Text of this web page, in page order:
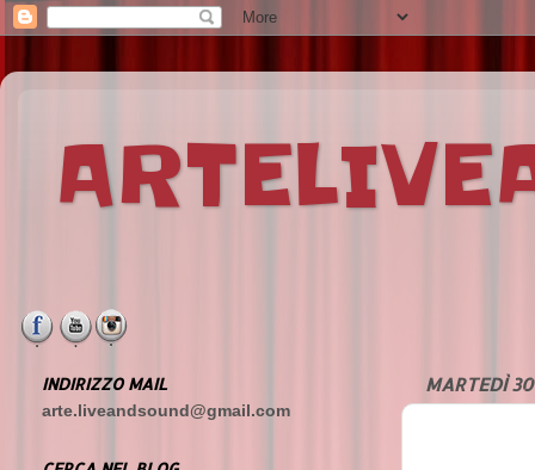
MARTEDÌ
INDIRIZZO MAIL
arte.liveandsound@gmail.com